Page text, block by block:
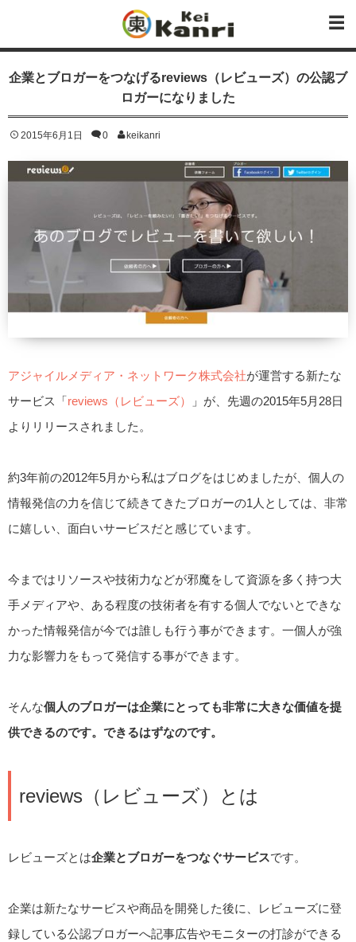
企業とブロガーをつなげるreviews（レビューズ）の公認ブ
ロガーになりました
2015年6月1日 0 keikanri
アジャイルメディア・ネットワーク株式会社が運営する新たな
サービス「reviews（レビューズ）
」が、先週の2015年5月28日
よりリリースされました。
約3年前の2012年5月から私はブログをはじめましたが、個人の
情報発信の力を信じて続きてきたブロガーの1人としては、非常
に嬉しい、面白いサービスだと感じています。
今まではリソースや技術力などが邪魔をして資源を多く持つ大
手メディアや、ある程度の技術者を有する個人でないとできな
かった情報発信が今では誰しも行う事ができます。一個人が強
力な影響力をもって発信する事ができます。
そんな個人のブロガーは企業にとっても非常に大きな価値を提
供できるのです。できるはずなのです。
reviews（レビューズ）とは
レビューズとは企業とブロガーをつなぐサービスです。
企業は新たなサービスや商品を開発した後に、レビューズに登
録している公認ブロガーへ記事広告やモニターの打診ができる